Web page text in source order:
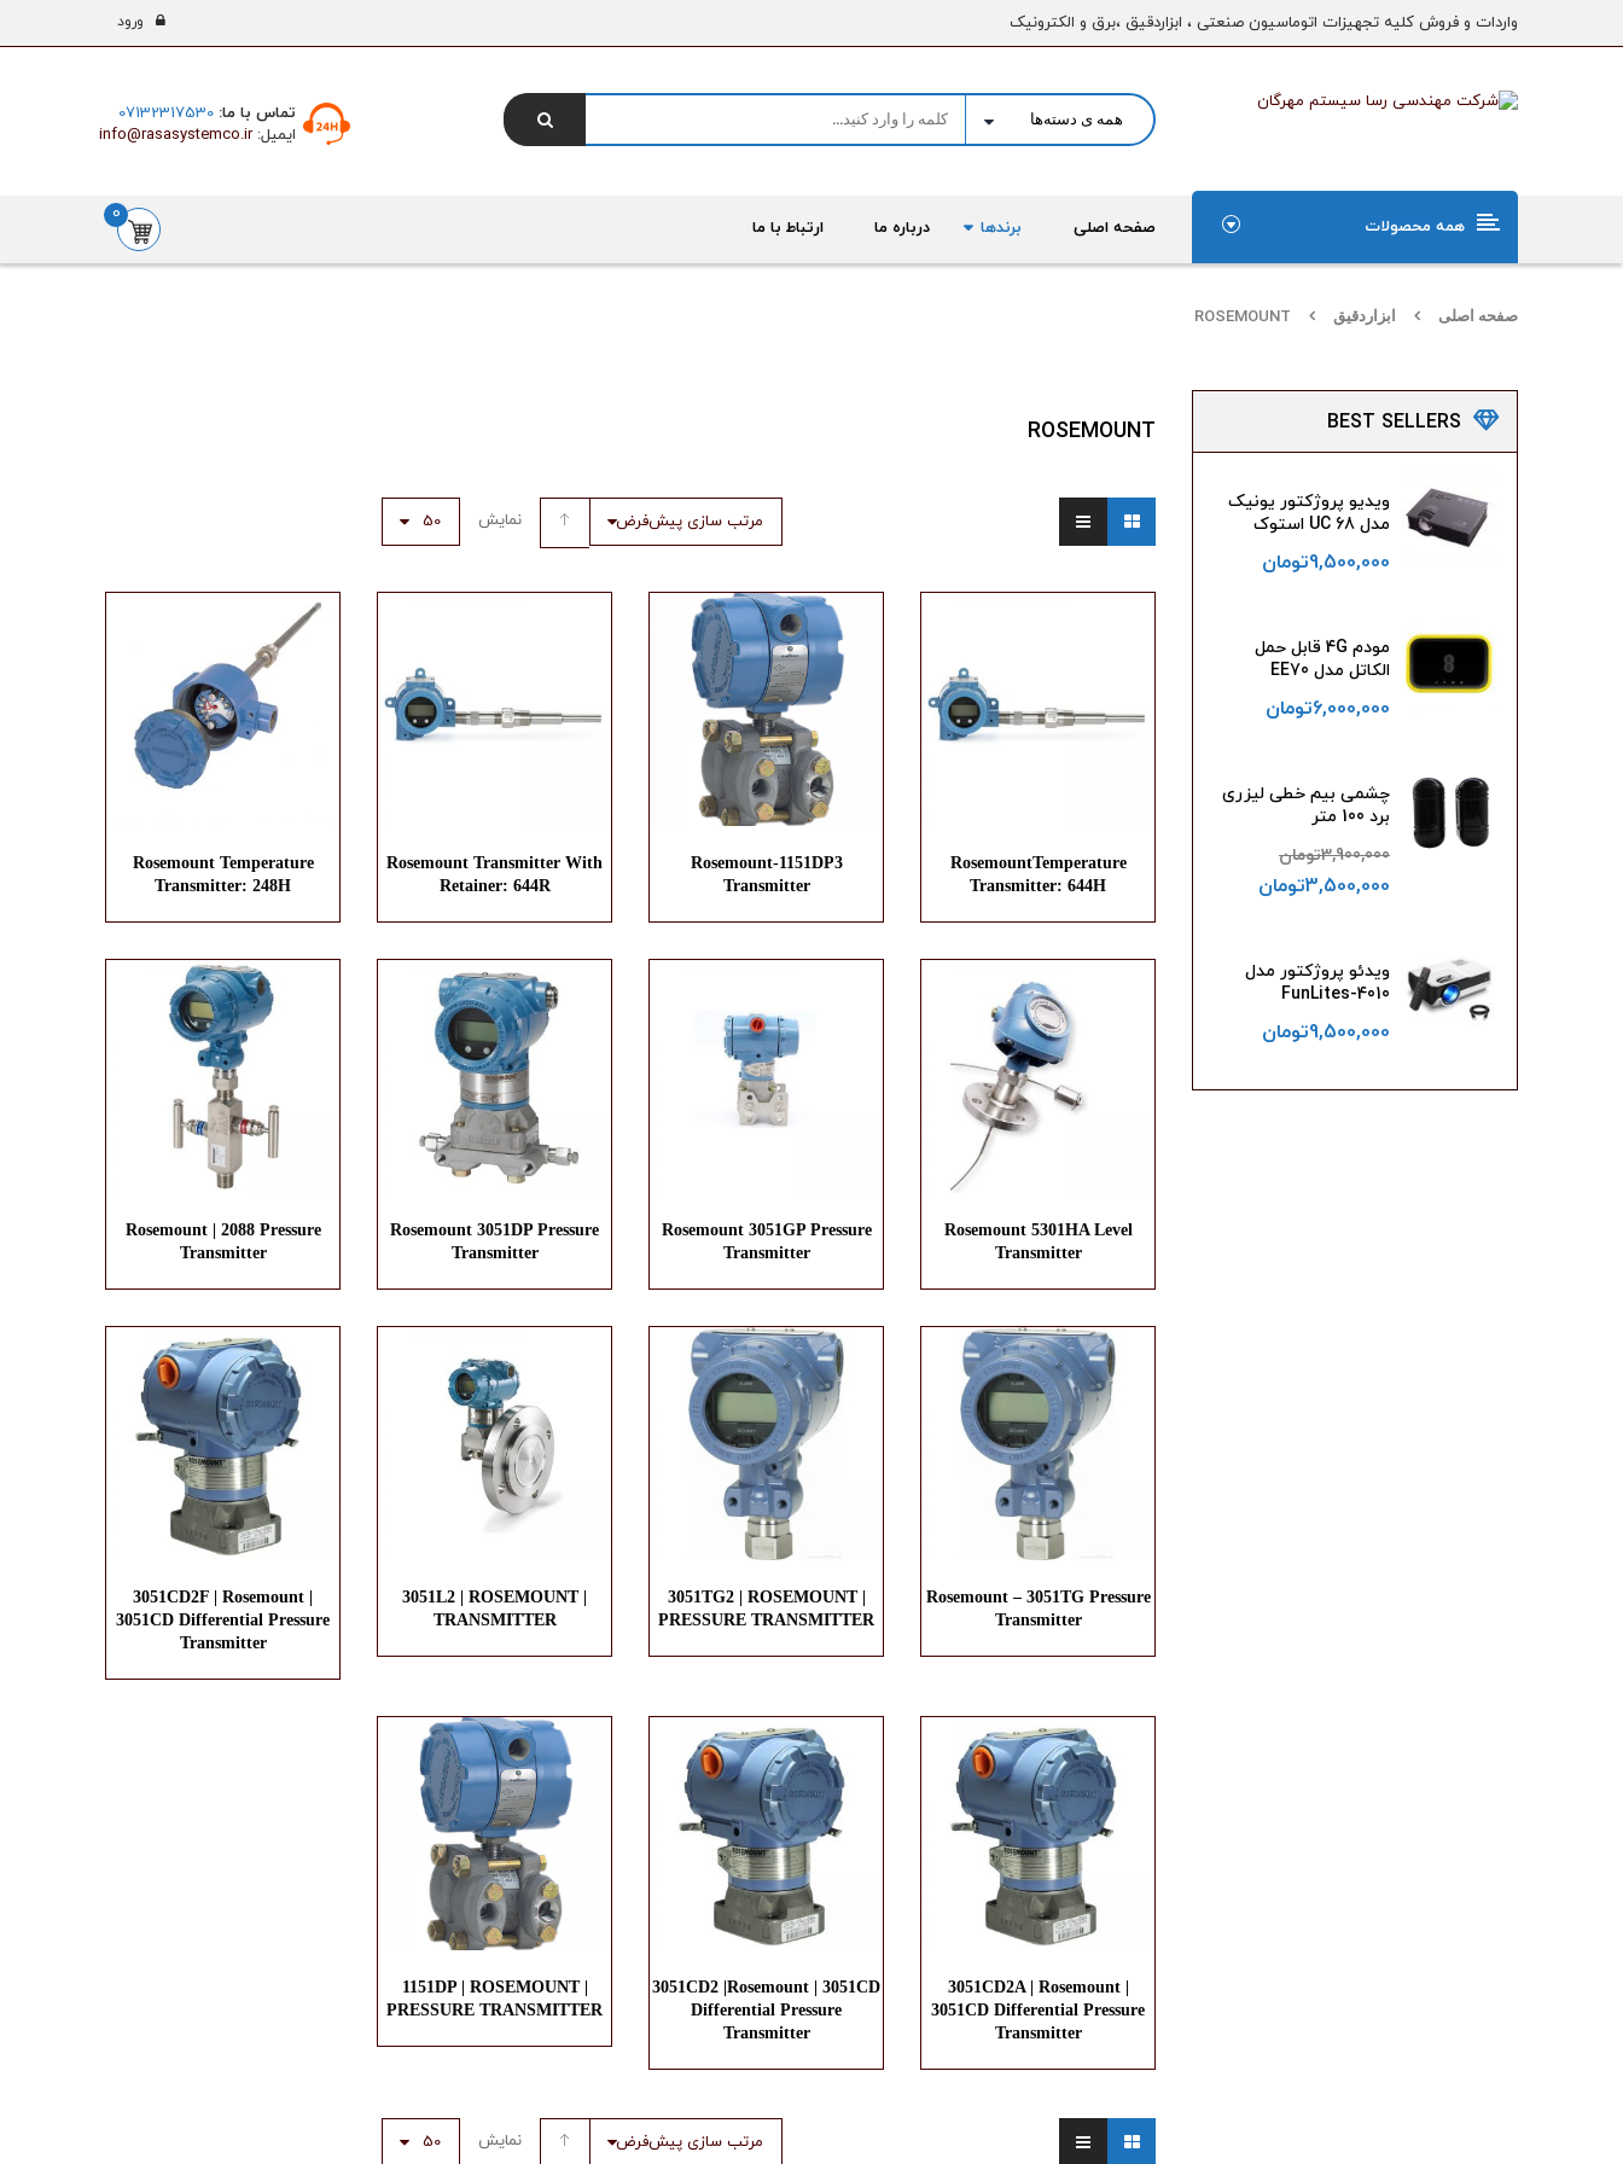
ورود واردات و فروش کلیه تجهیزات اتوماسیون صنعتی ، ابزاردقیق ،برق و الکترونیک
تماس با ما: 07132317530
ایمیل: info@rasasystemco.ir
همه محصولات صفحه اصلی برندها درباره ما ارتباط با ما
0
صفحه اصلی ابزاردقیق ROSEMOUNT
BEST SELLERS
ویدیو پروژکتور یونیک
مدل UC 68 استوک
9,500,000تومان
مودم 4G قابل حمل
الکاتل مدل EE70
6,000,000تومان
چشمی بیم خطی لیزری
برد 100 متر
3,900,000تومان
3,500,000تومان
ویدئو پروژکتور مدل
FunLites-4010
9,500,000تومان
ROSEMOUNT
مرتب سازی پیش‌فرض نمایش 50
RosemountTemperature
Transmitter: 644H
Rosemount-1151DP3
Transmitter
Rosemount Transmitter With
Retainer: 644R
Rosemount Temperature
Transmitter: 248H
Rosemount 5301HA Level
Transmitter
Rosemount 3051GP Pressure
Transmitter
Rosemount 3051DP Pressure
Transmitter
Rosemount | 2088 Pressure
Transmitter
Rosemount – 3051TG Pressure
Transmitter
3051TG2 | ROSEMOUNT |
PRESSURE TRANSMITTER
3051L2 | ROSEMOUNT |
TRANSMITTER
3051CD2F | Rosemount |
3051CD Differential Pressure
Transmitter
3051CD2A | Rosemount |
3051CD Differential Pressure
Transmitter
3051CD2 |Rosemount | 3051CD
Differential Pressure
Transmitter
1151DP | ROSEMOUNT |
PRESSURE TRANSMITTER
مرتب سازی پیش‌فرض نمایش 50